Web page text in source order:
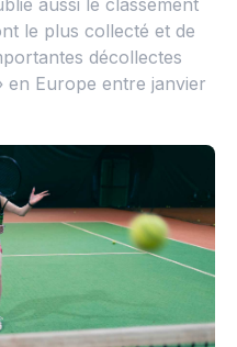
aussi le classement
le plus collecté et de
décollectes
Europe entre janvier